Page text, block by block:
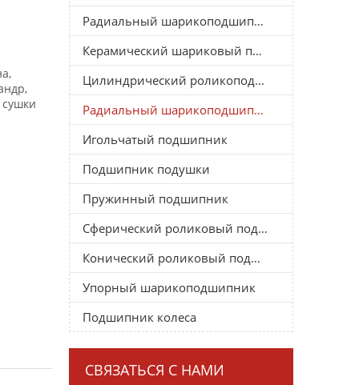
сушки
Радиальный шарикоподшипник
Керамический шариковый подшипник
Цилиндрический роликоподшипник
Радиальный шарикоподшипник
Игольчатый подшипник
Подшипник подушки
Пружинный подшипник
Сферический роликовый подшипник
Конический роликовый подшипник
Упорный шарикоподшипник
Подшипник колеса
СВЯЗАТЬСЯ С НАМИ